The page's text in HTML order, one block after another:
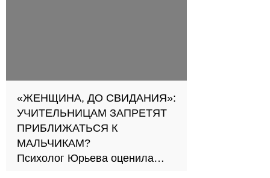
«ЖЕНЩИНА, ДО СВИДАНИЯ»:
УЧИТЕЛЬНИЦАМ ЗАПРЕТЯТ
ПРИБЛИЖАТЬСЯ К
МАЛЬЧИКАМ?
Психолог Юрьева оценила